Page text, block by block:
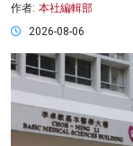
作者: 本社編輯部
2026-08-06